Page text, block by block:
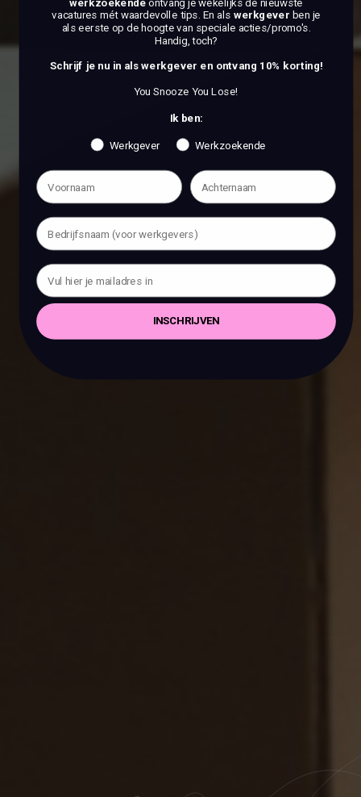
werkzoekendeontvang je wekelijks de nieuwste
vacatures mét waardevolle tips. En als werkgever ben je
als eerste op de hoogte van speciale acties/promo's.
Handig, toch?
Schrijf je nu in als werkgever en ontvang 10% korting!
You Snooze You Lose!
Ik ben:
Werkgever Werkzoekende
INSCHRIJVEN